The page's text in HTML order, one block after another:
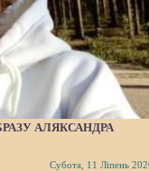
АЛЯКСАНДРА
Субота, 11 Ліпень